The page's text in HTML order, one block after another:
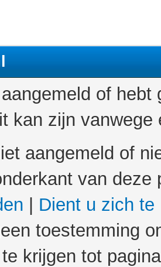
of
kan zijn
aangemeld of
van
Dient u zich te
toestemming
krijgen tot